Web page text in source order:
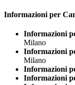
Informazioni per
Informazioni
Milano
Informazioni
Milano
Informazioni
Informazioni